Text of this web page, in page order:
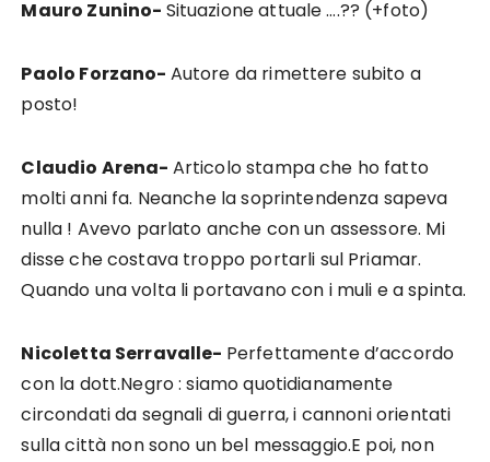
Mauro Zunino- Situazione attuale ….?? (+foto)
Paolo Forzano- Autore da rimettere subito a
posto!
Claudio Arena- Articolo stampa che ho fatto
molti anni fa. Neanche la soprintendenza sapeva
nulla ! Avevo parlato anche con un assessore. Mi
disse che costava troppo portarli sul Priamar.
Quando una volta li portavano con i muli e a spinta.
Nicoletta Serravalle- Perfettamente d’accordo
con la dott.Negro : siamo quotidianamente
circondati da segnali di guerra, i cannoni orientati
sulla città non sono un bel messaggio.E poi, non